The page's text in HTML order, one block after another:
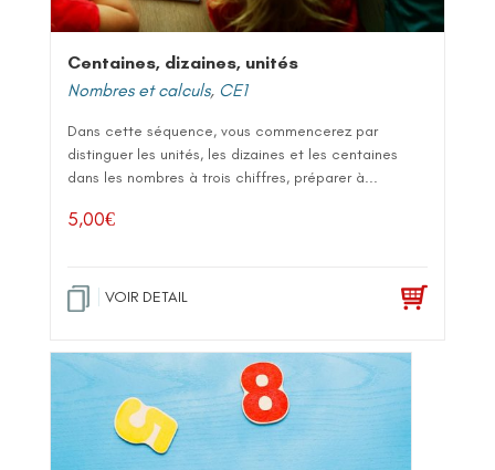
Centaines, dizaines, unités
Nombres et calculs, CE1
Dans cette séquence, vous commencerez par
distinguer les unités, les dizaines et les centaines
dans les nombres à trois chiffres, préparer à...
5,00€
VOIR DETAIL